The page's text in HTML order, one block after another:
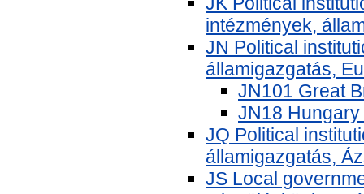
intézmények,
JN Political
államigazgatás,
JN101 Great
JN18
JQ Political
államigazgatás,
JS Local